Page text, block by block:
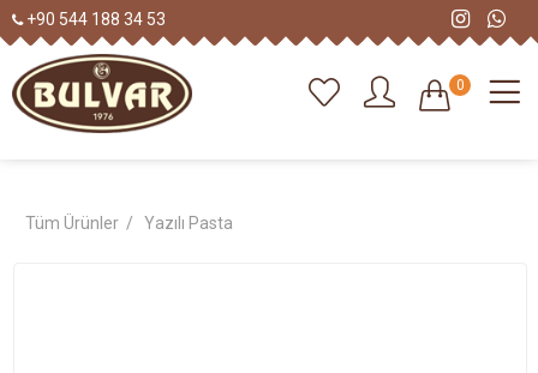
+90 544 188 34 53
0
Tüm Ürünler / Yazılı Pasta